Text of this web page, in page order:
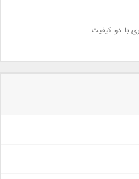
با دو کیفیت